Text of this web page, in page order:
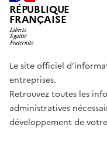
RÉPUBLIQUE
FRANÇAISE
Le site officiel
entreprises.
Retrouvez toutes les
administratives
développement de